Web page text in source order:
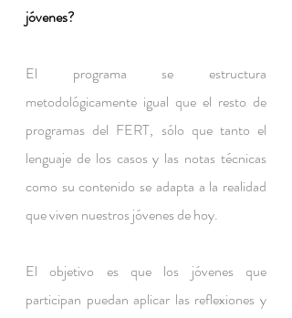
jóvenes?
El programa se estructura
metodológicamente igual que el resto de
programas del FERT, sólo que tanto el
lenguaje de los casos y las notas técnicas
como su contenido se adapta a la realidad
que viven nuestros jóvenes de hoy.
El objetivo es que los jóvenes que
participan puedan aplicar las reflexiones y